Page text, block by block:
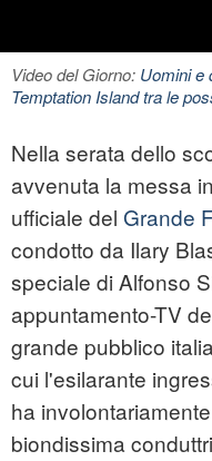
Video del Giorno: Uomini e
Temptation Island tra le
Nella serata dello
avvenuta la messa
ufficiale del Grande
condotto da Ilary
speciale di Alfonso
appuntamento-TV
grande pubblico
cui l'esilarante
ha
biondissima